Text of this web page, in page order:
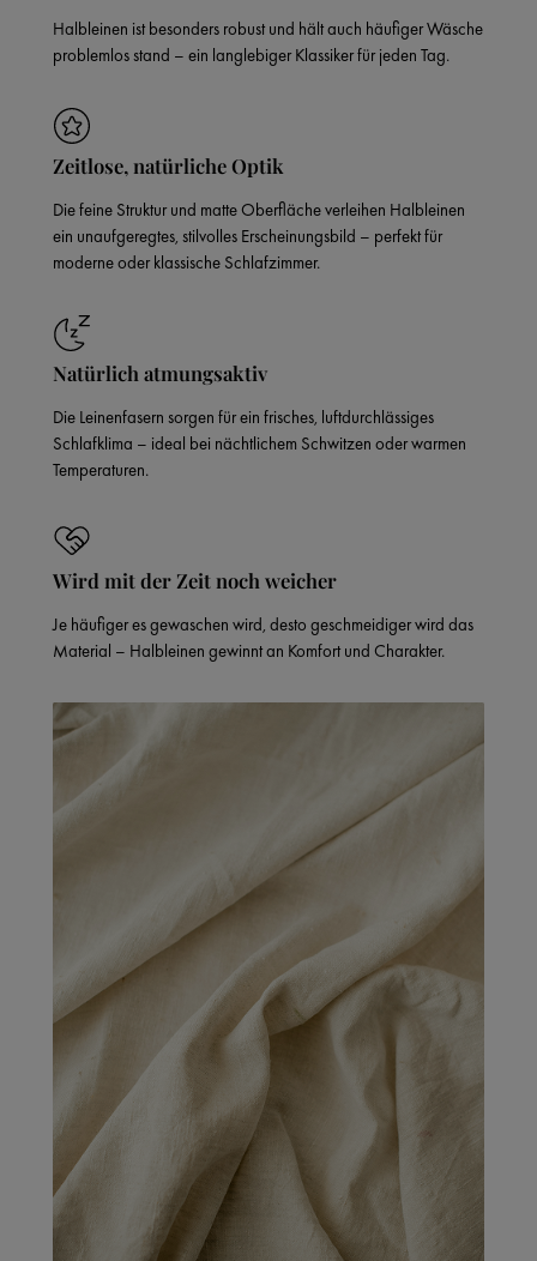
Halbleinen ist besonders robust und hält auch häufiger Wäsche
problemlos stand – ein langlebiger Klassiker für jeden Tag.
Zeitlose, natürliche Optik
Die feine Struktur und matte Oberfläche verleihen Halbleinen
ein unaufgeregtes, stilvolles Erscheinungsbild – perfekt für
moderne oder klassische Schlafzimmer.
Natürlich atmungsaktiv
Die Leinenfasern sorgen für ein frisches, luftdurchlässiges
Schlafklima – ideal bei nächtlichem Schwitzen oder warmen
Temperaturen.
Wird mit der Zeit noch weicher
Je häufiger es gewaschen wird, desto geschmeidiger wird das
Material – Halbleinen gewinnt an Komfort und Charakter.